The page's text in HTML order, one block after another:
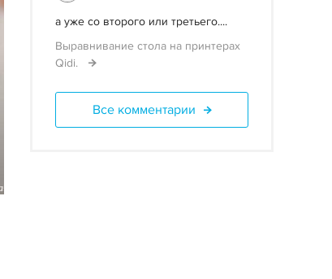
а уже со второго или третьего....
Выравнивание стола на принтерах
Qidi.
Все комментарии